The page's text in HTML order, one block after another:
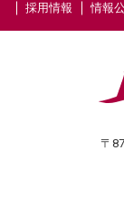
採用情報
情報
〒